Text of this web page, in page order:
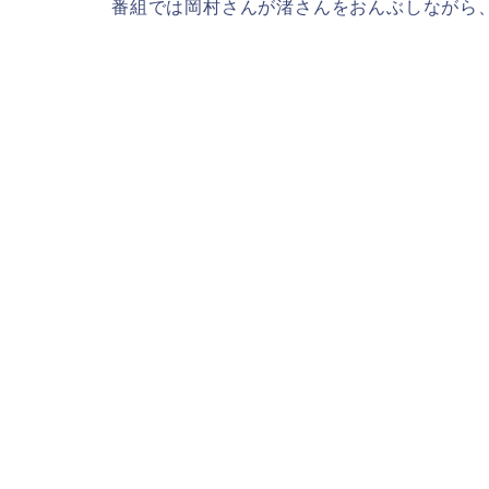
番組では岡村さんが渚さんをおんぶしながら